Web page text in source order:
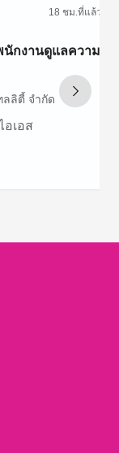
18 ชม.ที่แล้ว
นักงานดูแลความ
ลิตี้ จำกัด
อเอส